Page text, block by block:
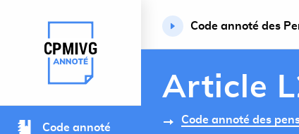
Retour à l’accueil du site
Code annoté
Code annoté des
Article
Code annoté des